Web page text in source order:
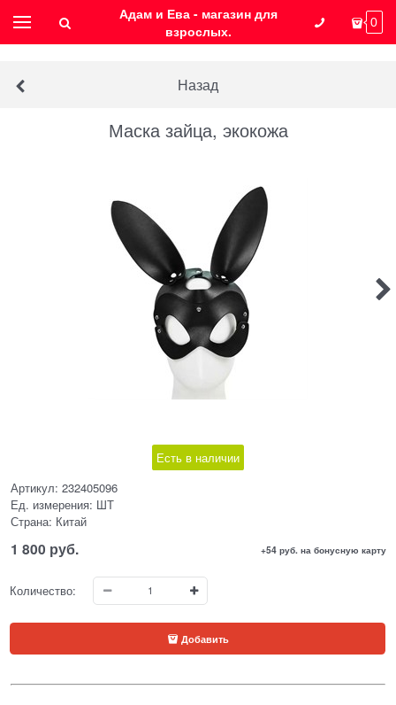
Адам и Ева - магазин для
взрослых.
0
Назад
Маска зайца, экокожа
Есть в наличии
Артикул: 232405096
Ед. измерения: ШТ
Страна: Китай
1 800 руб. +54 руб. на бонусную карту
Количество:
Добавить